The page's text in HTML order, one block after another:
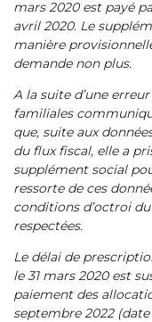
mars 2020 est payé
avril 2020. Le
manière
demande non plus.
A la suite d’une
familiales
que, suite aux
du flux fiscal, elle a
supplément social
ressorte de ces
conditions d’octroi
respectées.
Le délai de
le 31 mars 2020 est
paiement des
septembre 2022